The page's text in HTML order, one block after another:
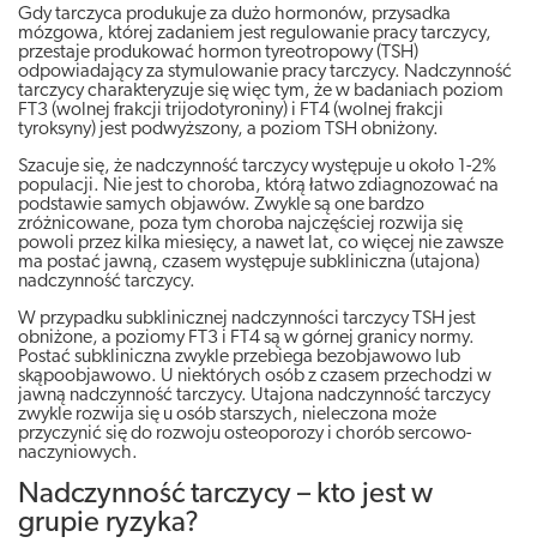
Gdy tarczyca produkuje za dużo hormonów, przysadka
mózgowa, której zadaniem jest regulowanie pracy tarczycy,
przestaje produkować hormon tyreotropowy (TSH)
odpowiadający za stymulowanie pracy tarczycy. Nadczynność
tarczycy charakteryzuje się więc tym, że w badaniach poziom
FT3 (wolnej frakcji trijodotyroniny) i FT4 (wolnej frakcji
tyroksyny) jest podwyższony, a poziom TSH obniżony.
Szacuje się, że nadczynność tarczycy występuje u około 1-2%
populacji. Nie jest to choroba, którą łatwo zdiagnozować na
podstawie samych objawów. Zwykle są one bardzo
zróżnicowane, poza tym choroba najczęściej rozwija się
powoli przez kilka miesięcy, a nawet lat, co więcej nie zawsze
ma postać jawną, czasem występuje subkliniczna (utajona)
nadczynność tarczycy.
W przypadku subklinicznej nadczynności tarczycy TSH jest
obniżone, a poziomy FT3 i FT4 są w górnej granicy normy.
Postać subkliniczna zwykle przebiega bezobjawowo lub
skąpoobjawowo. U niektórych osób z czasem przechodzi w
jawną nadczynność tarczycy. Utajona nadczynność tarczycy
zwykle rozwija się u osób starszych, nieleczona może
przyczynić się do rozwoju osteoporozy i chorób sercowo-
naczyniowych.
Nadczynność tarczycy – kto jest w
grupie ryzyka?